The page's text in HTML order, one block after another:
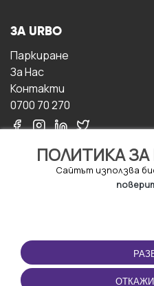
ПОЛИТИКА
Сайтът използва
ЗА URBO
Паркиране
За Hас
Контакти
0700 70 270
ПОЛЗВАНЕ
Правила и условия за
ползване